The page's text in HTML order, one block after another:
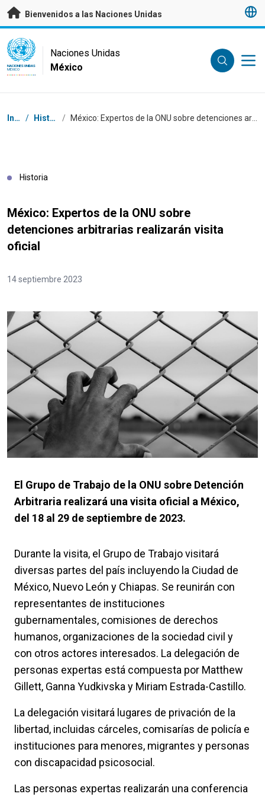
Saltar a contenido principal
Bienvenidos a las Naciones Unidas
UN Logo
NACIONES UNIDAS
MÉXICO
Naciones Unidas
México
Coordenadas dentro de la ruta de navegación
Inicio / Historias / México: Expertos de la ONU sobre detenciones arbitrarias realizarán visita oficial
Historia
México: Expertos de la ONU sobre
detenciones arbitrarias realizarán visita
oficial
14 septiembre 2023
El Grupo de Trabajo de la ONU sobre Detención
Arbitraria realizará una visita oficial a México,
del 18 al 29 de septiembre de 2023.
Durante la visita, el Grupo de Trabajo visitará
diversas partes del país incluyendo la Ciudad de
México, Nuevo León y Chiapas. Se reunirán con
representantes de instituciones
gubernamentales, comisiones de derechos
humanos, organizaciones de la sociedad civil y
con otros actores interesados. La delegación de
personas expertas está compuesta por Matthew
Gillett, Ganna Yudkivska y Miriam Estrada-Castillo.
La delegación visitará lugares de privación de la
libertad, incluidas cárceles, comisarías de policía e
instituciones para menores, migrantes y personas
con discapacidad psicosocial.
Las personas expertas realizarán una conferencia